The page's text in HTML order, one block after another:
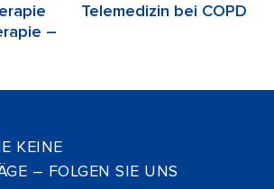
–
Telemedizin bei COPD
KEINE
– FOLGEN SIE UNS